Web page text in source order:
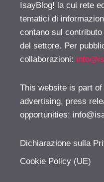
IsayBlog! la cui rete
tematici di
contano sul
del settore. Per
collaborazioni:
This website is part
advertising, press
opportunities:
Dichiarazione sulla
Cookie Policy (UE)